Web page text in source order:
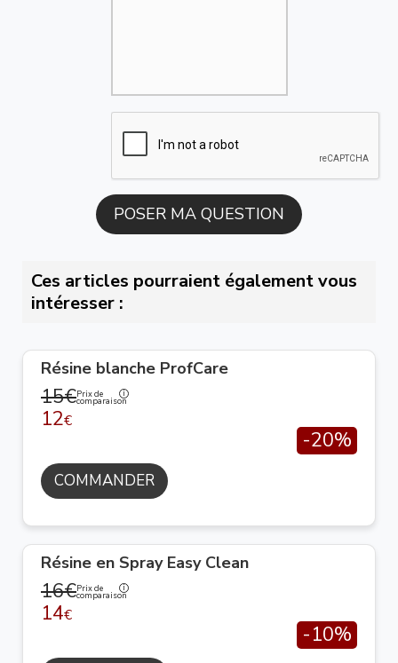
Ces articles pourraient également vous
intéresser :
Résine blanche ProfCare
15€Prix de
comparaison
12€
-20%
COMMANDER
Résine en Spray Easy Clean
16€Prix de
comparaison
14€
-10%